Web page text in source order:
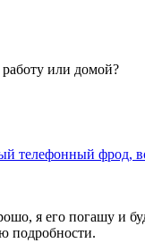
или домой?
телефонный фрод,
я его погашу и
подробности.